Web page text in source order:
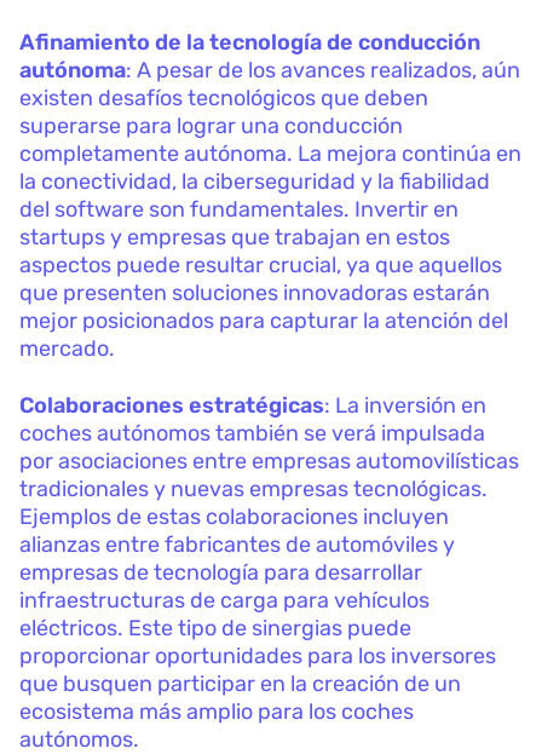
Afinamiento de la tecnología de conducción
autónoma: A pesar de los avances realizados, aún
existen desafíos tecnológicos que deben
superarse para lograr una conducción
completamente autónoma. La mejora continúa en
la conectividad, la ciberseguridad y la fiabilidad
del software son fundamentales. Invertir en
startups y empresas que trabajan en estos
aspectos puede resultar crucial, ya que aquellos
que presenten soluciones innovadoras estarán
mejor posicionados para capturar la atención del
mercado.
Colaboraciones estratégicas: La inversión en
coches autónomos también se verá impulsada
por asociaciones entre empresas automovilísticas
tradicionales y nuevas empresas tecnológicas.
Ejemplos de estas colaboraciones incluyen
alianzas entre fabricantes de automóviles y
empresas de tecnología para desarrollar
infraestructuras de carga para vehículos
eléctricos. Este tipo de sinergias puede
proporcionar oportunidades para los inversores
que busquen participar en la creación de un
ecosistema más amplio para los coches
autónomos.